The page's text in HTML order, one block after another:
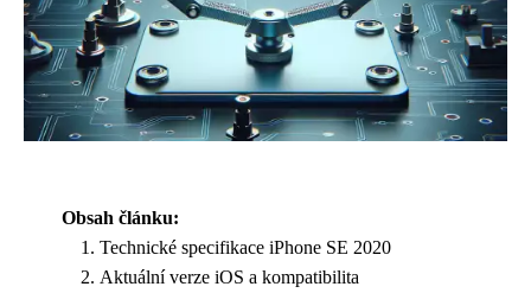
Obsah článku:
Technické specifikace iPhone SE 2020
Aktuální verze iOS a kompatibilita